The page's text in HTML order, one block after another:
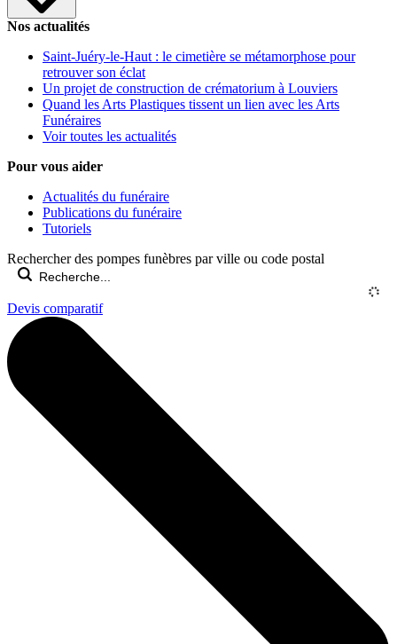
Nos actualités
Saint-Juéry-le-Haut : le cimetière se métamorphose pour
retrouver son éclat
Un projet de construction de crématorium à Louviers
Quand les Arts Plastiques tissent un lien avec les Arts
Funéraires
Voir toutes les actualités
Pour vous aider
Actualités du funéraire
Publications du funéraire
Tutoriels
Rechercher des pompes funèbres par ville ou code postal
Devis comparatif